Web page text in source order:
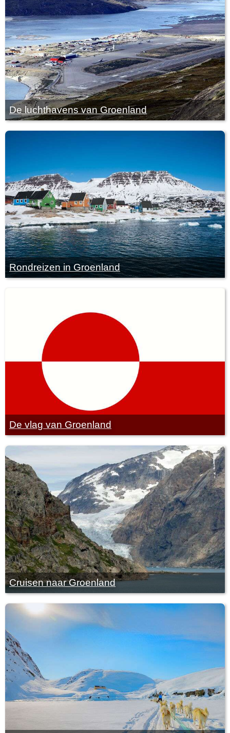
De luchthavens van Groenland
Rondreizen in Groenland
De vlag van Groenland
Cruisen naar Groenland